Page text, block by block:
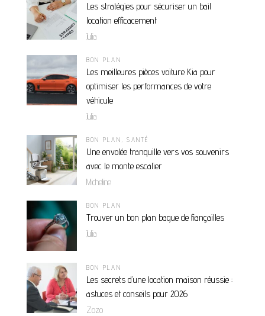
Les stratégies pour sécuriser un bail
location efficacement
Julia
BON PLAN
Les meilleures pièces voiture Kia pour
optimiser les performances de votre
véhicule
Julia
BON PLAN ,SANTÉ
Une envolée tranquille vers vos souvenirs
avec le monte escalier
Micheline
BON PLAN
Trouver un bon plan bague de fiançailles
Julia
BON PLAN
Les secrets d’une location maison réussie :
astuces et conseils pour 2026
Zozo